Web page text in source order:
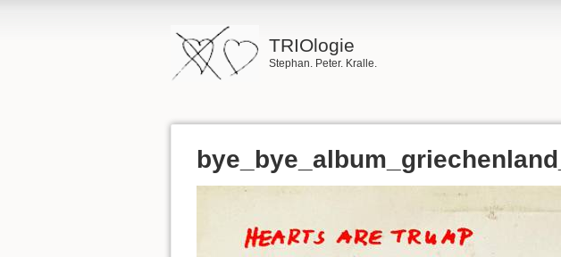
TRIOlogie
Stephan. Peter. Kralle.